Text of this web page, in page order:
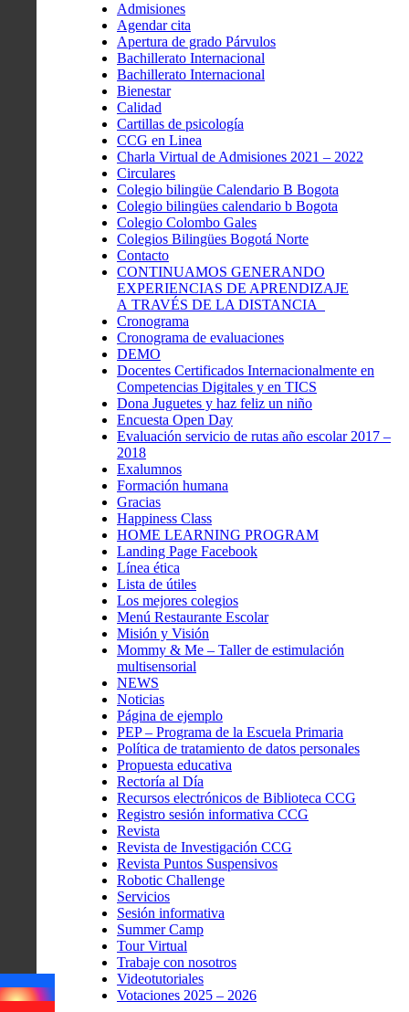
Admisiones
Agendar cita
Apertura de grado Párvulos
Bachillerato Internacional
Bachillerato Internacional
Bienestar
Calidad
Cartillas de psicología
CCG en Linea
Charla Virtual de Admisiones 2021 – 2022
Circulares
Colegio bilingüe Calendario B Bogota
Colegio bilingües calendario b Bogota
Colegio Colombo Gales
Colegios Bilingües Bogotá Norte
Contacto
CONTINUAMOS GENERANDO
EXPERIENCIAS DE APRENDIZAJE
A TRAVÉS DE LA DISTANCIA
Cronograma
Cronograma de evaluaciones
DEMO
Docentes Certificados Internacionalmente en
Competencias Digitales y en TICS
Dona Juguetes y haz feliz un niño
Encuesta Open Day
Evaluación servicio de rutas año escolar 2017 –
2018
Exalumnos
Formación humana
Gracias
Happiness Class
HOME LEARNING PROGRAM
Landing Page Facebook
Línea ética
Lista de útiles
Los mejores colegios
Menú Restaurante Escolar
Misión y Visión
Mommy & Me – Taller de estimulación
multisensorial
NEWS
Noticias
Página de ejemplo
PEP – Programa de la Escuela Primaria
Política de tratamiento de datos personales
Propuesta educativa
Rectoría al Día
Recursos electrónicos de Biblioteca CCG
Registro sesión informativa CCG
Revista
Revista de Investigación CCG
Revista Puntos Suspensivos
Robotic Challenge
Servicios
Sesión informativa
Summer Camp
Tour Virtual
Trabaje con nosotros
Videotutoriales
Votaciones 2025 – 2026